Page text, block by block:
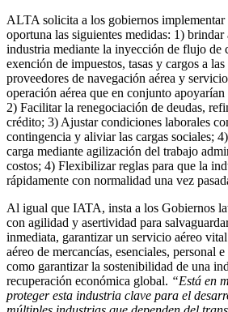
ALTA solicita a los gobiernos implementar
oportuna las siguientes medidas: 1)
industria mediante la inyección de flujo de
exención de impuestos, tasas y cargos a
proveedores de navegación aérea y
operación aérea que en conjunto
2) Facilitar la renegociación de deudas,
crédito; 3) Ajustar condiciones laborales
contingencia y aliviar las cargas sociales;
carga mediante agilización del trabajo
costos; 4) Flexibilizar reglas para que la
rápidamente con normalidad una vez
Al igual que IATA, insta a los Gobiernos
con agilidad y asertividad para
inmediata, garantizar un servicio aéreo
aéreo de mercancías, esenciales, personal
como garantizar la sostenibilidad de una
recuperación económica global. “Está en
proteger esta industria clave para el